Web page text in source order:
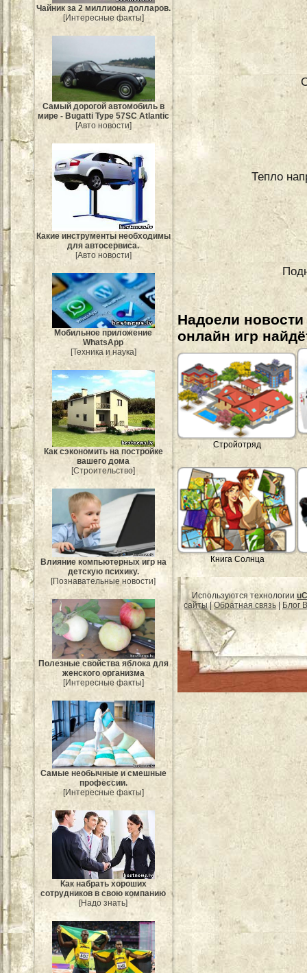
Чайник за 2 миллиона долларов.
[Интересные факты]
Самый дорогой автомобиль в
мире - Bugatti Type 57SC Atlantic
[Авто новости]
Какие инструменты необходимы
для автосервиса.
[Авто новости]
Мобильное приложение
WhatsApp
[Техника и наука]
Как сэкономить на постройке
вашего дома
[Строительство]
Влияние компьютерных игр на
детскую психику.
[Познавательные новости]
Полезные свойства яблока для
женского организма
[Интересные факты]
Самые необычные и смешные
профессии.
[Интересные факты]
Как набрать хороших
сотрудников в свою компанию
[Надо знать]
Тепло
Надоели
онлайн игр
Стройотряд
Книга Солнца
Используются технологии
сайты|Обратная связь Блог